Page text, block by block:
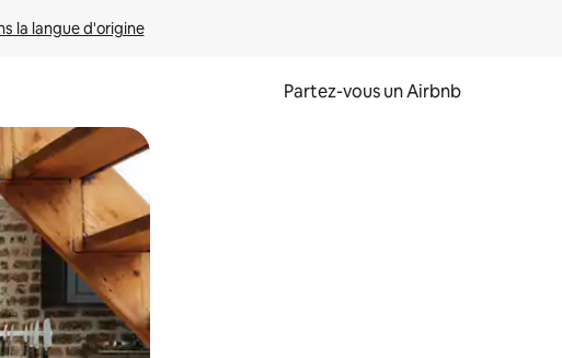
la langue d'origine
Partez-vous un Airbnb